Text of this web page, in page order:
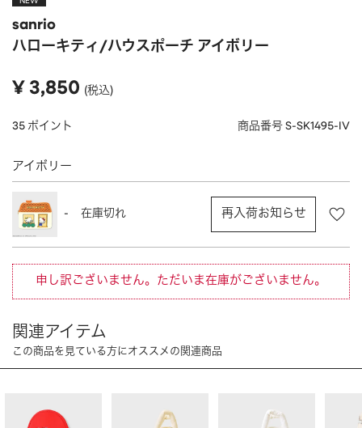
ALLすべて
POUCH ポーチ
HOME ホーム
CHARM
OUTDOOR
OTHERその他
MOBILEモバイル
ALLすべて
I PHONE CASE iPhoneケース
STRAP ストラップ
sanrio
ハローキティ/ハウスポーチ アイボリー
¥ 3,850 税込
35 ポイント 商品番号 S-SK1495-IV
アイボリー
- 在庫切れ 再入荷お知らせ
申し訳ございません。ただいま在庫がございません。